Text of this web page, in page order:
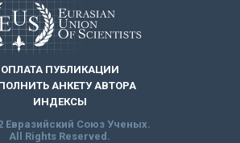
ОПЛАТА ПУБЛИКАЦИИ
АНКЕТУ АВТОРА
ИНДЕКСЫ
Евразийский Союз Ученых.
All Rights Reserved.